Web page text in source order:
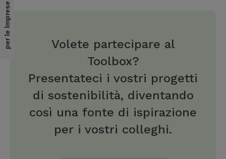
Volete partecipare al
Toolbox?
Presentateci i vostri progetti
di sostenibilità, diventando
così una fonte di ispirazione
per i vostri colleghi.
per le Imprese